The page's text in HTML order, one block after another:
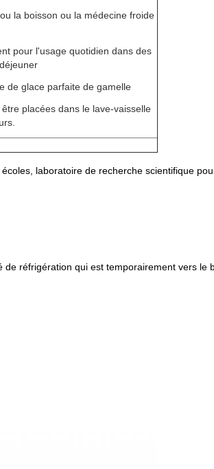
la boisson ou la médecine froide
pour l'usage quotidien dans des
de glace parfaite de gamelle
placées dans le lave-vaisselle
laboratoire de recherche scientifique
réfrigération qui est temporairement vers le